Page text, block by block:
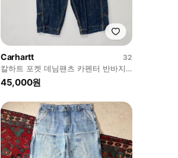
Carhartt
32
칼하트 포켓 데님팬츠 카펜터 반바지
32인치 빈티지 y2k
45,000원